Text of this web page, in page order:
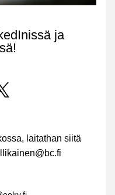
ja
laitathan siitä